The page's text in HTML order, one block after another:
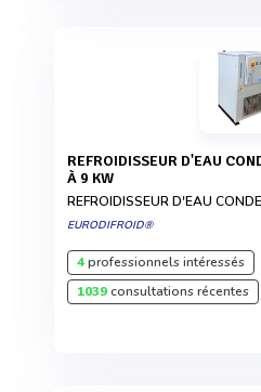
REFROIDISSEUR D'EAU CONDENSEUR À EAU RFI 3,2
À 9 KW
REFROIDISSEUR D'EAU
EURODIFROID®
4professionnels intéressés
1039consultations récentes